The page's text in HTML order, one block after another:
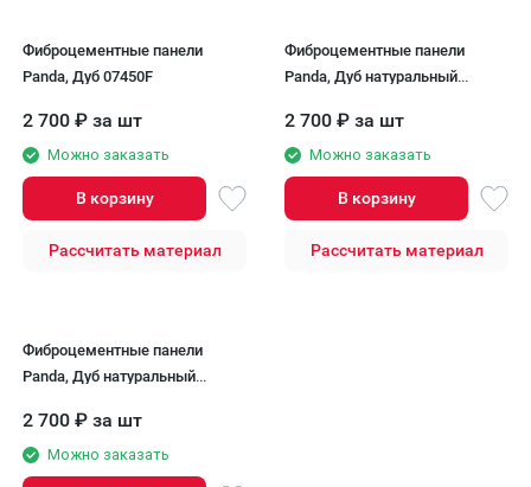
Фиброцементные панели
Panda, Дуб 07450F
2 700 ₽ за шт
Можно заказать
В корзину
Рассчитать материал
Фиброцементные панели
Panda, Дуб натуральный
2 700 ₽ за шт
Можно заказать
В корзину
Рассчитать материал
Фиброцементные панели
Panda, Дуб натуральный
2 700 ₽ за шт
Можно заказать